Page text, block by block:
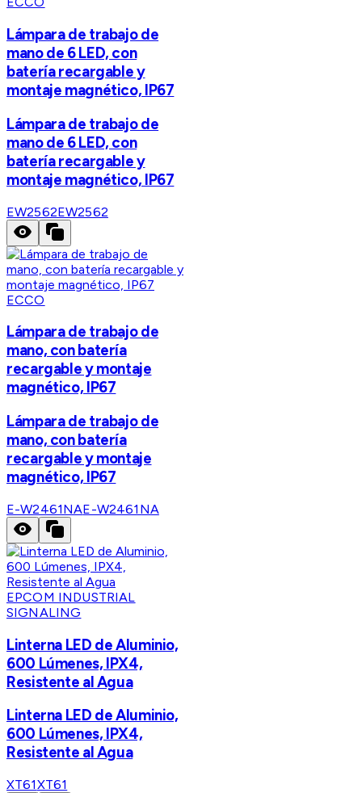
Lámpara de trabajo de
mano de 6 LED, con
batería recargable y
montaje magnético, IP67
Lámpara de trabajo de
mano de 6 LED, con
batería recargable y
montaje magnético, IP67
EW2562EW2562
ECCO
Lámpara de trabajo de
mano, con batería
recargable y montaje
magnético, IP67
Lámpara de trabajo de
mano, con batería
recargable y montaje
magnético, IP67
E-W2461NAE-W2461NA
EPCOM INDUSTRIAL
SIGNALING
Linterna LED de Aluminio,
600 Lúmenes, IPX4,
Resistente al Agua
Linterna LED de Aluminio,
600 Lúmenes, IPX4,
Resistente al Agua
XT61XT61